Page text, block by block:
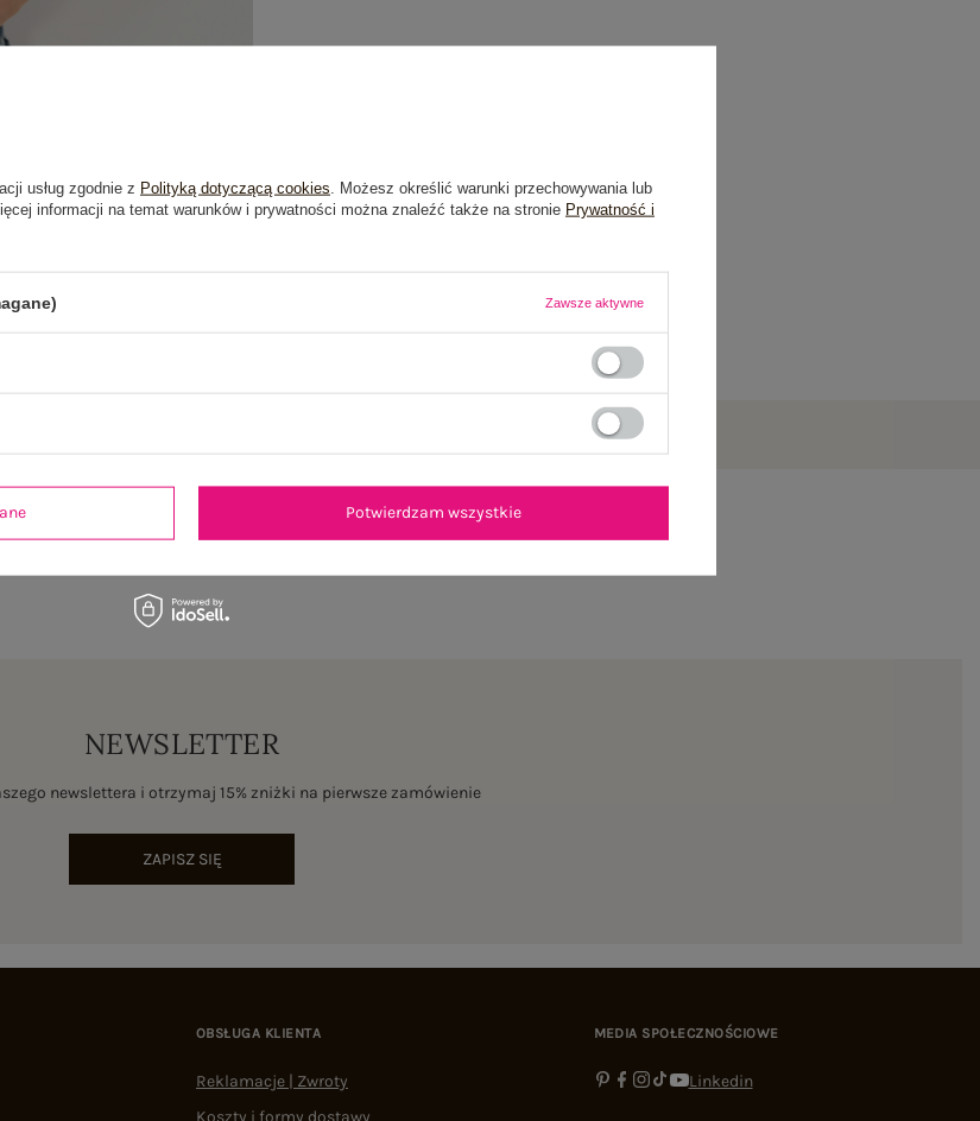
NEWSLETTER
newslettera i otrzymaj 15% zniżki na pierwsze zamówienie
ZAPISZ SIĘ
OBSŁUGA KLIENTA
Reklamacje | Zwroty
Koszty i formy dostawy
MEDIA SPOŁECZNOŚCIOWE
Linkedin
usług zgodnie z Polityką dotyczącą cookies . Możesz określić warunki przechowywania lub
informacji na temat warunków i prywatności można znaleźć także na stronie Prywatność i
Zawsze aktywne
Potwierdzam wszystkie